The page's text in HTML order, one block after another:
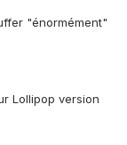
"énormément"
Lollipop version